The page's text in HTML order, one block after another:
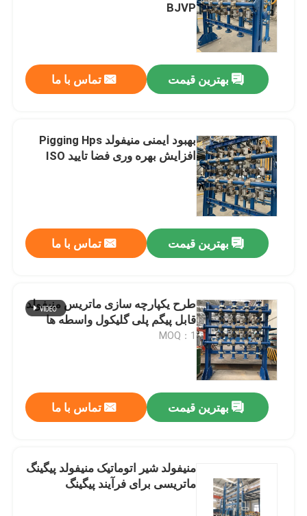
محصولات
فیلم های
درباره ما
کنترل کیفیت
با ما تماس بگیرید
اخبار
درخواست نقل قول
BJVP
بهترین قیمت تماس با ما
بهبود ایمنی منیفولد Pigging Hps
افزایش بهره وری فضا تایید ISO
بهترین قیمت تماس با ما
طرح یکپارچه سازی ماتریس منیفولد
قابل پیگم پلی گلیکول واسطه ها
MOQ：1
بهترین قیمت تماس با ما
منیفولد شیر اتوماتیک منیفولد پیگینگ
ماتریسی برای فرآیند پیگینگ